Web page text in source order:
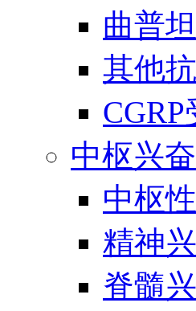
曲普
其他
中枢兴
中枢
精神
脊髓